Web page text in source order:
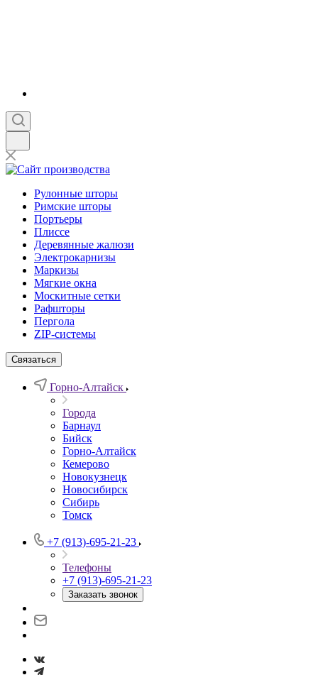
Рулонные шторы
Римские шторы
Портьеры
Плиссе
Деревянные жалюзи
Электрокарнизы
Маркизы
Мягкие окна
Москитные сетки
Рафшторы
Пергола
ZIP-системы
Связаться
Горно-Алтайск
Города
Барнаул
Бийск
Горно-Алтайск
Кемерово
Новокузнецк
Новосибирск
Сибирь
Томск
+7 (913)-695-21-23
Телефоны
+7 (913)-695-21-23
Заказать звонок